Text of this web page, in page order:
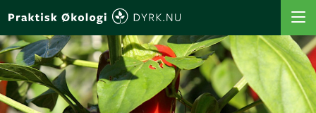
VÆLG AFGRØDE
VÆLG SÅTIDSPUNKT